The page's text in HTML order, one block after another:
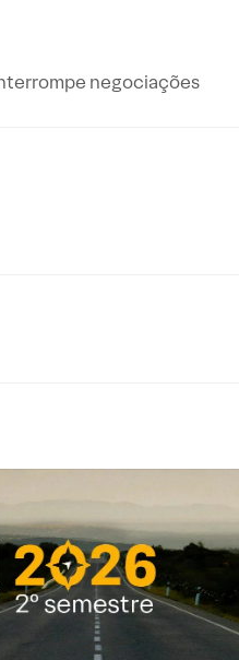
negociações